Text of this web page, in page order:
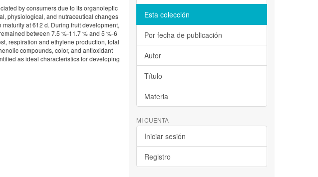
by consumers due to its organoleptic
physiological, and nutraceutical changes
at 612 d. During fruit development,
between 7.5 %-11.7 % and 5 %-6
respiration and ethylene production, total
compounds, color, and antioxidant
as ideal characteristics for developing
Esta colección
Por fecha de publicación
Autor
Título
Materia
MI CUENTA
Iniciar sesión
Registro